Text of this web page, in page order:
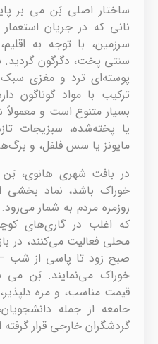
ساختار اصلی بَن می بر
نانی که در جریان
سرزمین، با توجه به
سنتی پخت، دگرگون گردید.
پوسته‌ای ترد و مغزی سبک
ترکیب با مواد گوناگون
بسیار متنوع است و
یا پخته‌شده، سبزیجات
مایونز یا سس فلفل، و
در بافت شهری هانوی،
خوراک باشد، نماد بخشی
روزمره مردم به شمار
که اغلب در گاری‌های
محلی فعالیت می‌کنند، در
صبح زود تا پاسی از شب
خوراک می‌نمایند. بَن می
قیمت مناسب، و مزه
جامعه از جمله
گردشگران خارجی قرار